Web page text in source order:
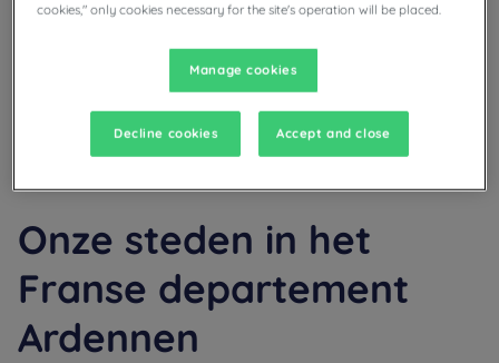
Denkt u aan een verblijf in Ardennen en zoekt u een hotel?
Campanile biedt u comfortabele kamers en nodigt u uit voor
een heerlijke break tegen de beste prijs!
Onze steden in het
Franse departement
Ardennen
cookies," only cookies necessary for the site's operation will be placed.
Manage cookies
Decline cookies Accept and close